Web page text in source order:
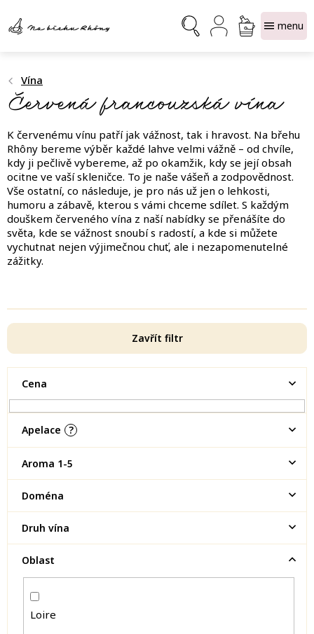
obsah
NÁKUPNÍ
KOŠÍK
Vína
Červená francouzská vína
K červenému vínu patří jak vážnost, tak i hravost. Na břehu
Rhôny bereme výběr každé lahve velmi vážně – od chvíle,
kdy ji pečlivě vybereme, až po okamžik, kdy se její obsah
ocitne ve vaší skleničce. To je naše vášeň a zodpovědnost.
Vše ostatní, co následuje, je pro nás už jen o lehkosti,
humoru a zábavě, kterou s vámi chceme sdílet. S každým
douškem červeného vína z naší nabídky se přenášíte do
světa, kde se vážnost snoubí s radostí, a kde si můžete
vychutnat nejen výjimečnou chuť, ale i nezapomenutelné
zážitky.
Zavřít filtr
Cena
Apelace ?
Aroma 1-5
Doména
Druh vína
Oblast
Loire